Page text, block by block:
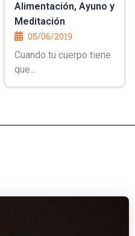
Alimentación, Ayuno y
Meditación
05/06/2019
Cuando tu cuerpo tiene
que...